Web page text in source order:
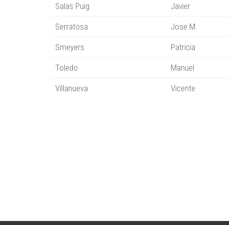
Salas Puig Javier
Serratosa Jose M
Smeyers Patricia
Toledo Manuel
Villanueva Vicente